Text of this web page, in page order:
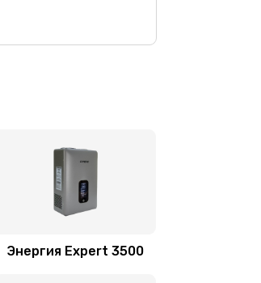
Энергия Expert 3500